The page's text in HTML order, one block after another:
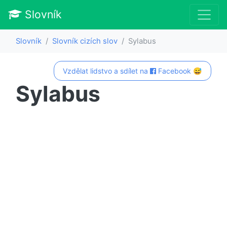
Slovník
Slovník Slovník cizích slov Sylabus
Vzdělat lidstvo a sdílet na Facebook 😅
Sylabus